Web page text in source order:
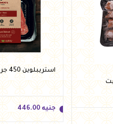
جنيه 280.00
استريبلوين 450 جرام من مومز
جنيه 446.00